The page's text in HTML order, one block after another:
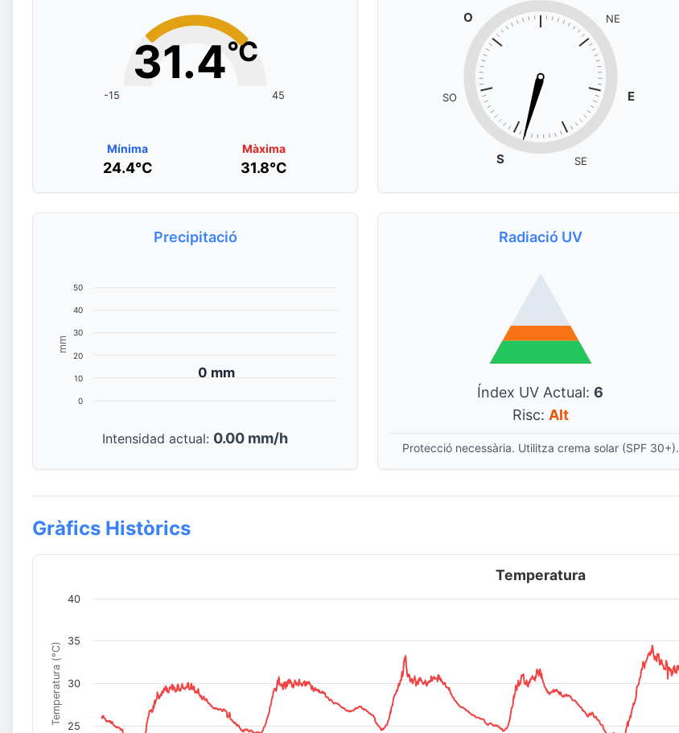
31.4°C
-15 45
Mínima
24.4°C
Màxima
31.8°C
NE
E
SE
S
SO
O
Precipitació
mm
0 mm
0 mm
0
10
20
30
40
50
Intensidad actual: 0.00 mm/h
Radiació UV
Índex UV Actual:6
Risc: Alt
Protecció necessària. Utilitza crema solar (SPF 30+).
Gràfics Històrics
Temperatura (°C)
Temperatura
25
30
35
40